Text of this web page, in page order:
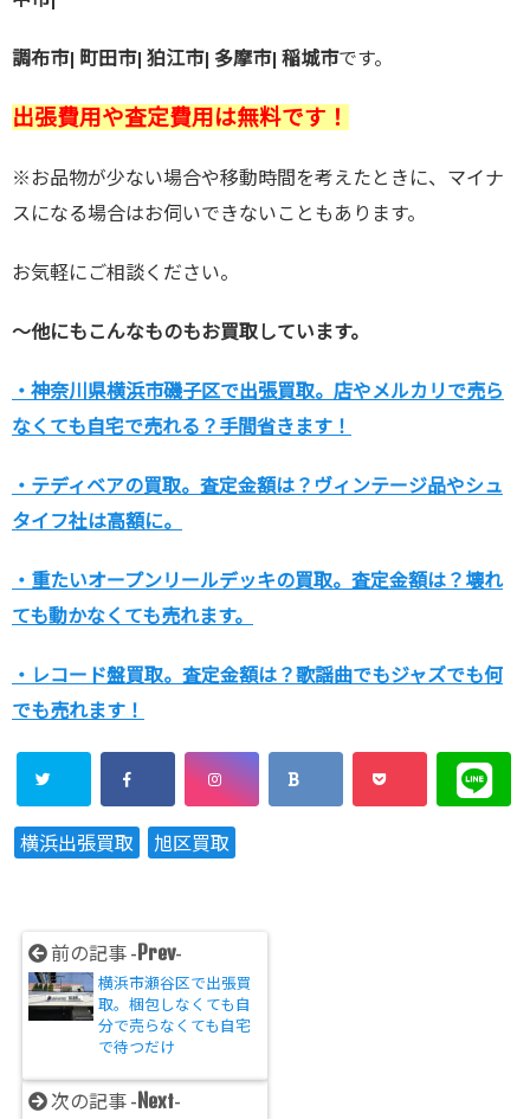
調布市| 町田市| 狛江市| 多摩市| 稲城市です。
出張費用や査定費用は無料です！
※お品物が少ない場合や移動時間を考えたときに、マイナ
スになる場合はお伺いできないこともあります。
お気軽にご相談ください。
～他にもこんなものもお買取しています。
・神奈川県横浜市磯子区で出張買取。店やメルカリで売ら
なくても自宅で売れる？手間省きます！
・テディベアの買取。査定金額は？ヴィンテージ品やシュ
タイフ社は高額に。
・重たいオープンリールデッキの買取。査定金額は？壊れ
ても動かなくても売れます。
・レコード盤買取。査定金額は？歌謡曲でもジャズでも何
でも売れます！
横浜出張買取 旭区買取
前の記事 -Prev-
横浜市瀬谷区で出張買
取。梱包しなくても自
分で売らなくても自宅
で待つだけ
次の記事 -Next-